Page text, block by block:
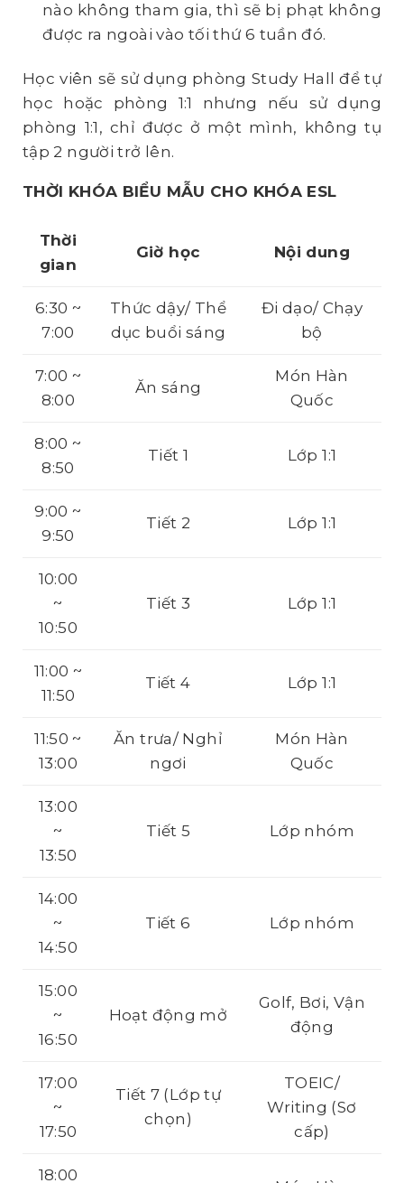
nào không tham gia, thì sẽ bị phạt không
được ra ngoài vào tối thứ 6 tuần đó.
Học viên sẽ sử dụng phòng Study Hall để tự
học hoặc phòng 1:1 nhưng nếu sử dụng
phòng 1:1, chỉ được ở một mình, không tụ
tập 2 người trở lên.
THỜI KHÓA BIỂU MẪU CHO KHÓA ESL
Thời
gian
Giờ học Nội dung
6:30 ~
7:00
Thức dậy/ Thể
dục buổi sáng
Đi dạo/ Chạy
bộ
7:00 ~
8:00
Ăn sáng
Món Hàn
Quốc
8:00 ~
8:50
Tiết 1 Lớp 1:1
9:00 ~
9:50
Tiết 2 Lớp 1:1
10:00
~
10:50
Tiết 3 Lớp 1:1
11:00 ~
11:50
Tiết 4 Lớp 1:1
11:50 ~
13:00
Ăn trưa/ Nghỉ
ngơi
Món Hàn
Quốc
13:00
~
13:50
Tiết 5 Lớp nhóm
14:00
~
14:50
Tiết 6 Lớp nhóm
15:00
~
16:50
Hoạt động mở
Golf, Bơi, Vận
động
17:00
~
17:50
Tiết 7 (Lớp tự
chọn)
TOEIC/
Writing (Sơ
cấp)
18:00